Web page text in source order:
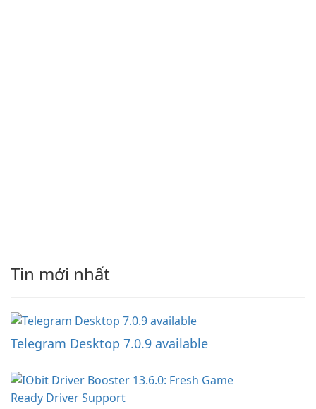
Tin mới nhất
Telegram Desktop 7.0.9 available